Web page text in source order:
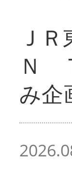
Ｊ
Ｎ
み企